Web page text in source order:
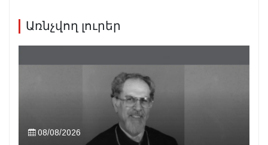
Առնչվող լուրեր
08/08/2026